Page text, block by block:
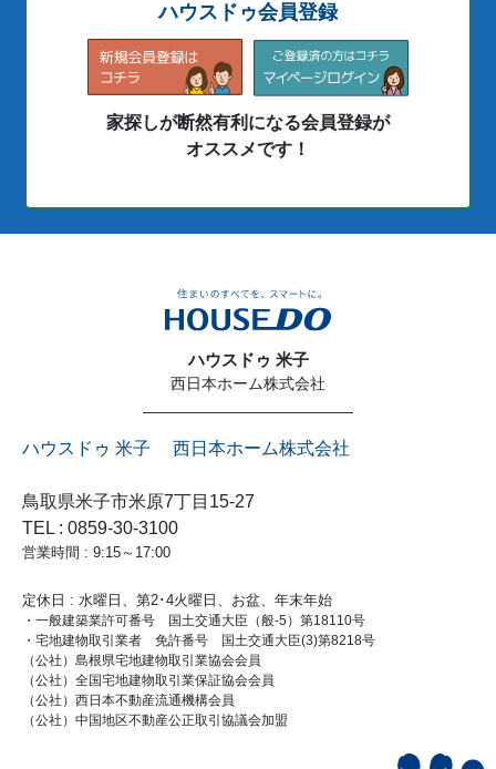
ハウスドゥ会員登録
家探しが断然有利になる会員登録が
オススメです！
ハウスドゥ 米子
西日本ホーム株式会社
ハウスドゥ 米子 西日本ホーム株式会社
鳥取県米子市米原7丁目15-27
TEL : 0859-30-3100
営業時間 : 9:15～17:00
定休日 : 水曜日、第2･4火曜日、お盆、年末年始
・一般建築業許可番号 国土交通大臣（般-5）第18110号
・宅地建物取引業者 免許番号 国土交通大臣(3)第8218号
（公社）島根県宅地建物取引業協会会員
（公社）全国宅地建物取引業保証協会会員
（公社）西日本不動産流通機構会員
（公社）中国地区不動産公正取引協議会加盟